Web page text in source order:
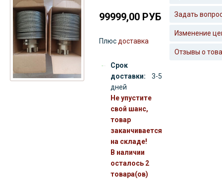
99999,00 РУБ
Плюс доставка
Срок
доставки:
3-5
дней
Не упустите
свой шанс,
товар
заканчивается
на складе!
В наличии
осталось 2
товара(ов)
Задать
Изменение
Отзывы о